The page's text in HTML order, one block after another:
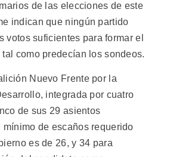
de las elecciones de este
indican que ningún partido
votos suficientes para formar el
como predecían los sondeos.
Nuevo Frente por la
integrada por cuatro
de sus 29 asientos
mínimo de escaños requerido
es de 26, y 34 para